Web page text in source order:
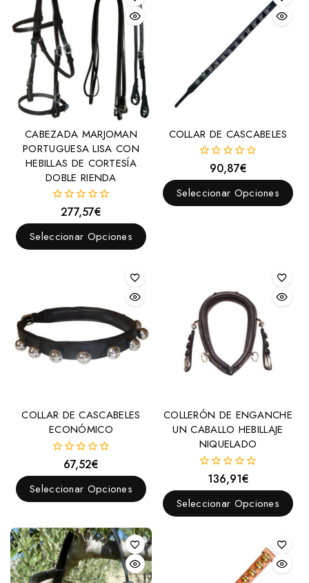
CABEZADA MARJOMAN
PORTUGUESA LISA CON
HEBILLAS DE CORTESÍA
DOBLE RIENDA
fuera
de
277,57€
Seleccionar Opciones
COLLAR DE CASCABELES
fuera
de
90,87€
Seleccionar Opciones
COLLAR DE CASCABELES
ECONÓMICO
fuera
de
67,52€
Seleccionar Opciones
COLLERÓN DE ENGANCHE
UN CABALLO HEBILLAJE
NIQUELADO
fuera
de
136,91€
Seleccionar Opciones